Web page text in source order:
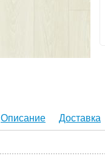
Описание Доставка